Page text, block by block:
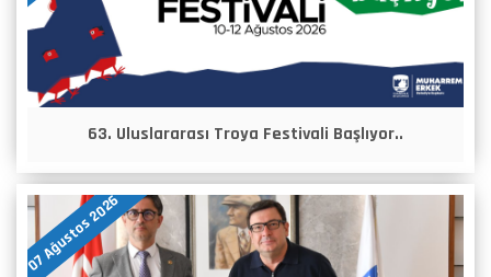
63. Uluslararası Troya Festivali Başlıyor..
07 Ağustos 2026